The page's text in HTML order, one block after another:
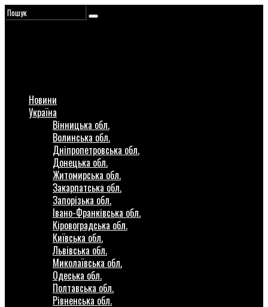
Новини
Україна
Вінницька обл.
Волинська обл.
Дніпропетровська обл.
Донецька обл.
Житомирська обл.
Закарпатська обл.
Запорізька обл.
Івано-Франківська обл.
Кіровоградська обл.
Київська обл.
Львівська обл.
Миколаївська обл.
Одеська обл.
Полтавська обл.
Рівненська обл.